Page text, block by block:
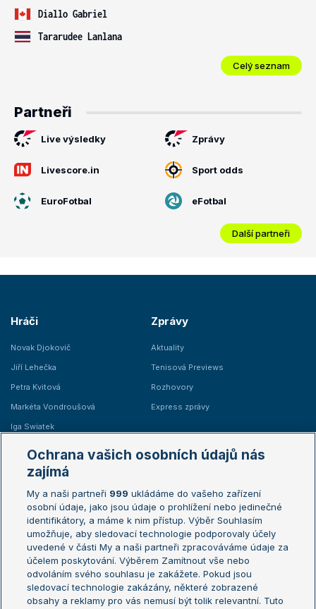
Diallo Gabriel
Tararudee Lanlana
Celý seznam
Partneři
Live výsledky Zprávy
Livescore.in Sport odds
EuroFotbal eFotbal
Další partneři
Hráči
Novak Djokovič
Jiří Lehečka
Petra Kvitová
Markéta Vondroušová
Iga Swiatek
Zprávy
Aktuality
Tenisová Previews
Rozhovory
Express zprávy
Žebříčky
Žebříček ATP (muži)
Žebříček WTA (ženy)
Sázkařský žebříček
Australian Open
French Open
Wimbledon
US Open
Turnaj mistrů
Turnaj mistryň
Ochrana vašich osobních údajů nás
zajímá
My a naši partneři 999 ukládáme do vašeho zařízení
osobní údaje, jako jsou údaje o prohlížení nebo jedinečné
identifikátory, a máme k nim přístup. Výběr Souhlasím
umožňuje, aby sledovací technologie podporovaly účely
uvedené v části My a naši partneři zpracováváme údaje za
účelem poskytování. Výběrem Zamítnout vše nebo
odvoláním svého souhlasu je zakážete. Pokud jsou
sledovací technologie zakázány, některé zobrazené
obsahy a reklamy pro vás nemusí být tolik relevantní. Tuto